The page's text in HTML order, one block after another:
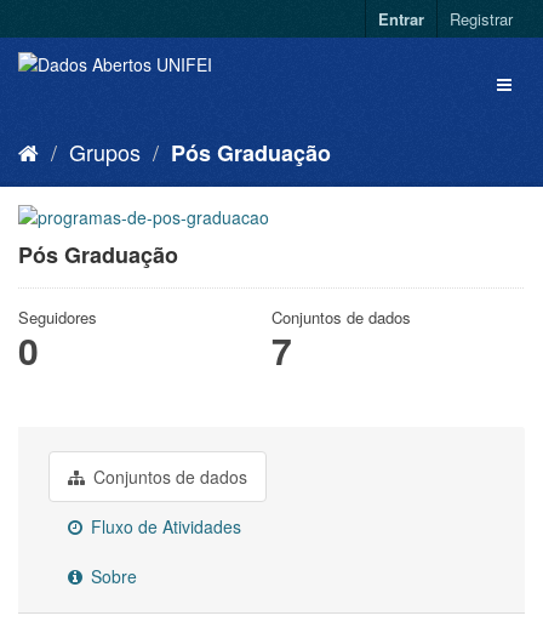
Entrar Registrar
Grupos Pós Graduação
Pós Graduação
Seguidores
0
Conjuntos de dados
7
Conjuntos de dados
Fluxo de Atividades
Sobre